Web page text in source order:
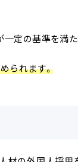
定の基準を満
られます。